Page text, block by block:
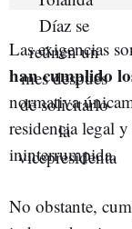
Las exigencias
han cumplido
normativa
residencia legal
ininterrumpida.
No obstante,